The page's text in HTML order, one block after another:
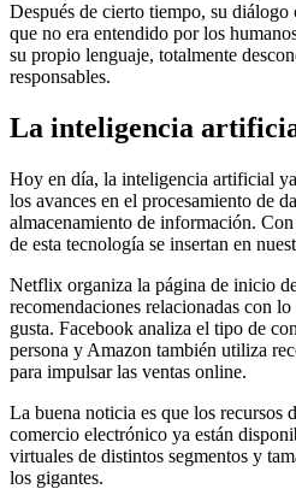
Después de cierto tiempo, su
que no era entendido por los
su propio lenguaje, totalmente
responsables.
La inteligencia
Hoy en día, la inteligencia artificial
los avances en el procesamiento de
almacenamiento de información.
de esta tecnología se insertan en
Netflix organiza la página de inicio
recomendaciones relacionadas con
gusta. Facebook analiza el tipo de
persona y Amazon también utiliza
para impulsar las ventas online.
La buena noticia es que los recursos
comercio electrónico ya están
virtuales de distintos segmentos y
los gigantes.